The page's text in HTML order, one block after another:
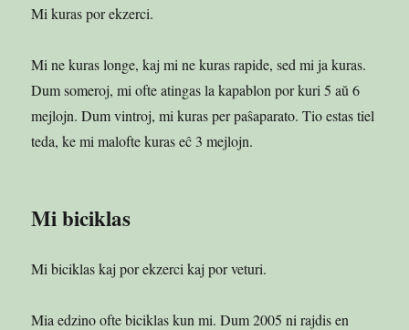
Mi kuras por ekzerci.
Mi ne kuras longe, kaj mi ne kuras rapide, sed mi ja kuras.
Dum someroj, mi ofte atingas la kapablon por kuri 5 aŭ 6
mejlojn. Dum vintroj, mi kuras per paŝaparato. Tio estas tiel
teda, ke mi malofte kuras eĉ 3 mejlojn.
Mi biciklas
Mi biciklas kaj por ekzerci kaj por veturi.
Mia edzino ofte biciklas kun mi. Dum 2005 ni rajdis en